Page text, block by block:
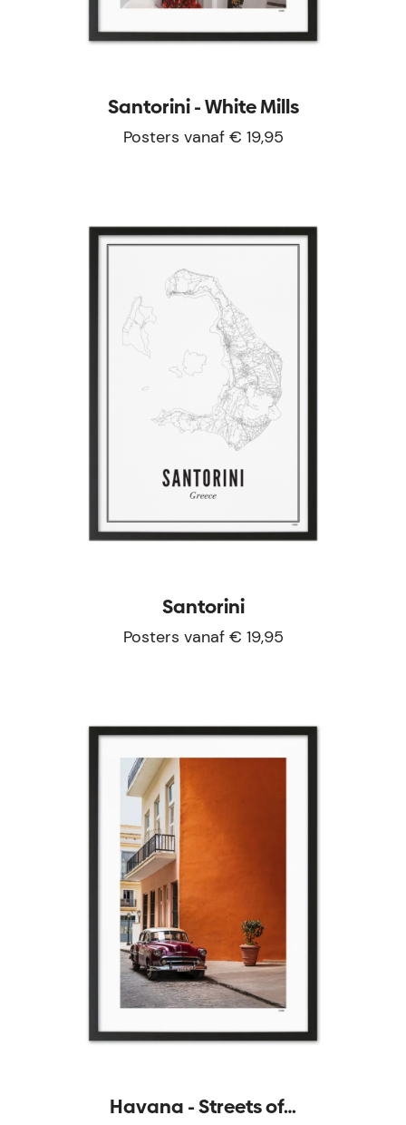
Santorini - White Mills
Posters vanaf € 19,95
Santorini
Posters vanaf € 19,95
Havana - Streets of…